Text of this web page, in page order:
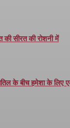
सीरत की रोशनी में
के बीच हमेशा के लिए